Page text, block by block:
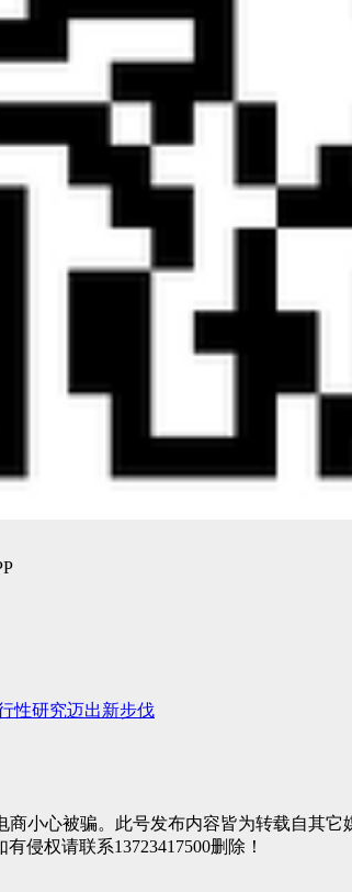
性研究迈出新步伐
小心被骗。此号发布内容皆为转载自其
侵权请联系13723417500删除！